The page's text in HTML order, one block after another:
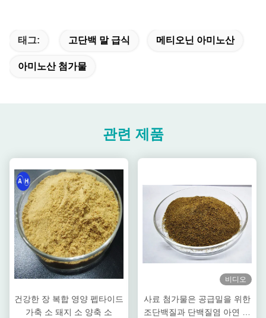
태그: 고단백 말 급식 메티오닌 아미노산
아미노산 첨가물
관련 제품
건강한 장 복합 영양 펩타이드
가축 소 돼지 소 양축 소
비디오
사료 첨가물은 공급밀을 위한
조단백질과 단백질염 아연 아